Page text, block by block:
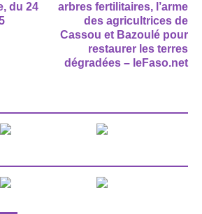
du 24
arbres fertilitaires, l’arme
des agricultrices de
Cassou et Bazoulé pour
restaurer les terres
dégradées – leFaso.net